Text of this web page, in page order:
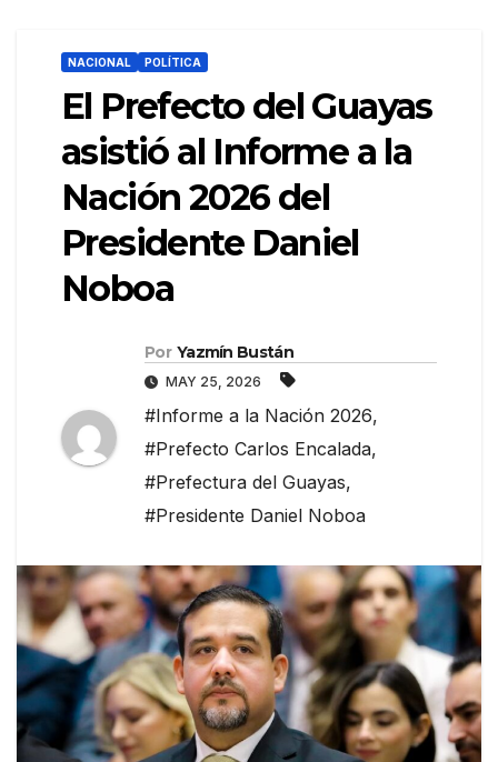
NACIONAL POLÍTICA
El Prefecto del Guayas
asistió al Informe a la
Nación 2026 del
Presidente Daniel
Noboa
Por Yazmín Bustán
MAY 25, 2026
#Informe a la Nación 2026,
#Prefecto Carlos Encalada,
#Prefectura del Guayas,
#Presidente Daniel Noboa